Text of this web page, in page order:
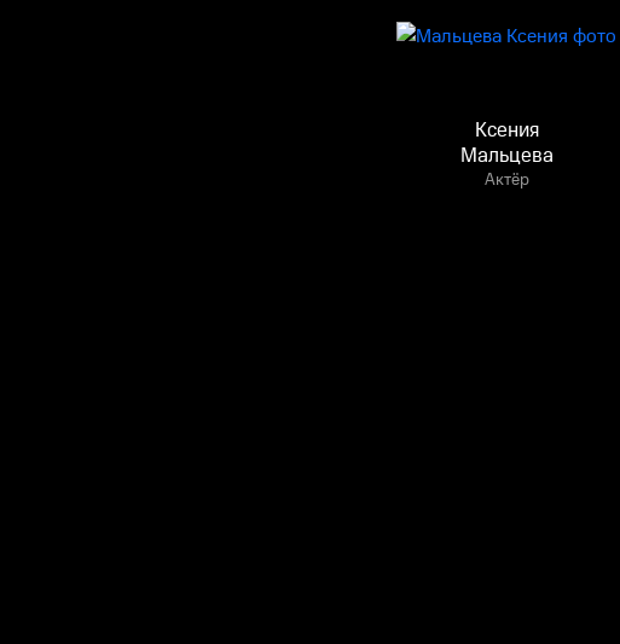
Ксения
Мальцева
Актёр